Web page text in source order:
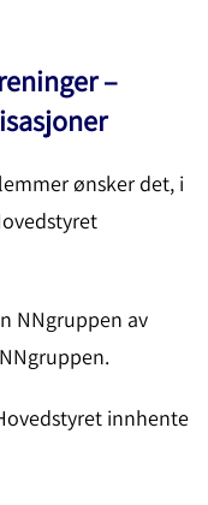
–
ønsker det, i
NNgruppen av
innhente